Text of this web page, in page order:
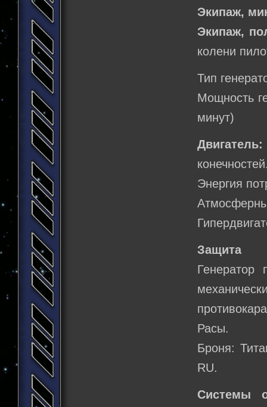
Экипаж,
Экипаж,
колени
Тип
Мощность
минут)
Двигатель:
Энергия
Защита
Расы.
Броня:
RU.
Системы